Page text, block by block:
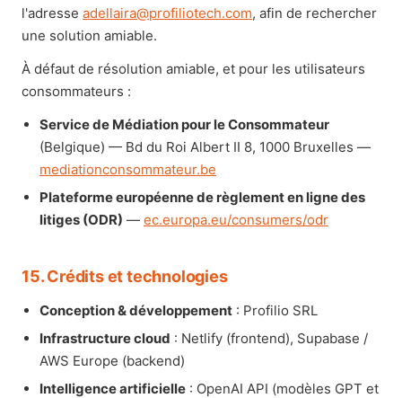
l'adresse adellaira@profiliotech.com, afin de rechercher
une solution amiable.
À défaut de résolution amiable, et pour les utilisateurs
consommateurs :
Service de Médiation pour le Consommateur
(Belgique) — Bd du Roi Albert II 8, 1000 Bruxelles —
mediationconsommateur.be
Plateforme européenne de règlement en ligne des
litiges (ODR) — ec.europa.eu/consumers/odr
15. Crédits et technologies
Conception & développement : Profilio SRL
Infrastructure cloud : Netlify (frontend), Supabase /
AWS Europe (backend)
Intelligence artificielle : OpenAI API (modèles GPT et